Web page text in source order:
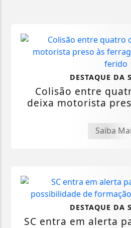
DESTAQUE DA
Colisão entre
deixa motorista
Saiba
DESTAQUE DA
SC entra em alerta